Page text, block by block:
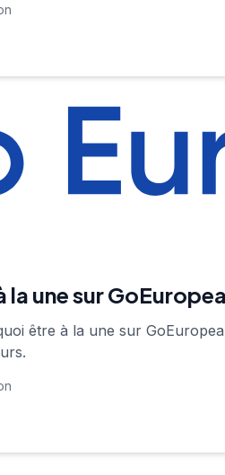
la une sur
être à la une sur